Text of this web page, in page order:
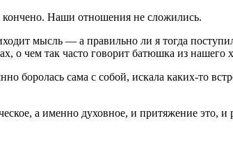
кончено. Наши отношения не сложились.
мысль — а правильно ли я тогда
о чем так часто говорит батюшка из нашего
боролась сама с собой, искала каких-то
а именно духовное, и притяжение это, и